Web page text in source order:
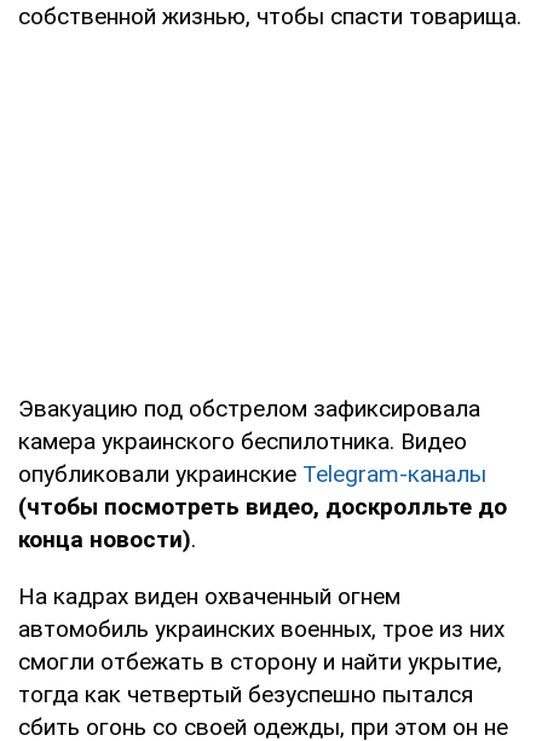
собственной жизнью, чтобы спасти товарища.
Эвакуацию под обстрелом зафиксировала
камера украинского беспилотника. Видео
опубликовали украинские Telegram-каналы
(чтобы посмотреть видео, доскролльте до
конца новости).
На кадрах виден охваченный огнем
автомобиль украинских военных, трое из них
смогли отбежать в сторону и найти укрытие,
тогда как четвертый безуспешно пытался
сбить огонь со своей одежды, при этом он не